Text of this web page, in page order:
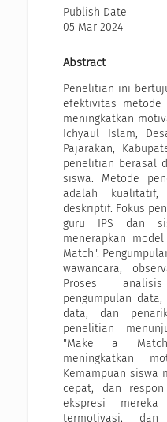
Publish Date
05 Mar 2024
Abstract
Penelitian ini
efektivitas
meningkatkan
Ichyaul Islam,
Pajarakan,
penelitian berasal
siswa. Metode
adalah kualitatif,
deskriptif. Fokus
guru IPS dan
menerapkan
Match".
wawancara,
Proses
pengumpulan
data, dan
penelitian
"Make a
meningkatkan
Kemampuan siswa
cepat, dan
ekspresi
termotivasi, dan